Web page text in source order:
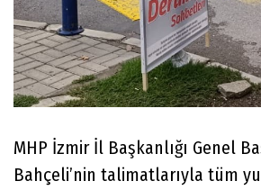
MHP İzmir İl Başkanlığı Genel
Bahçeli’nin talimatlarıyla tüm